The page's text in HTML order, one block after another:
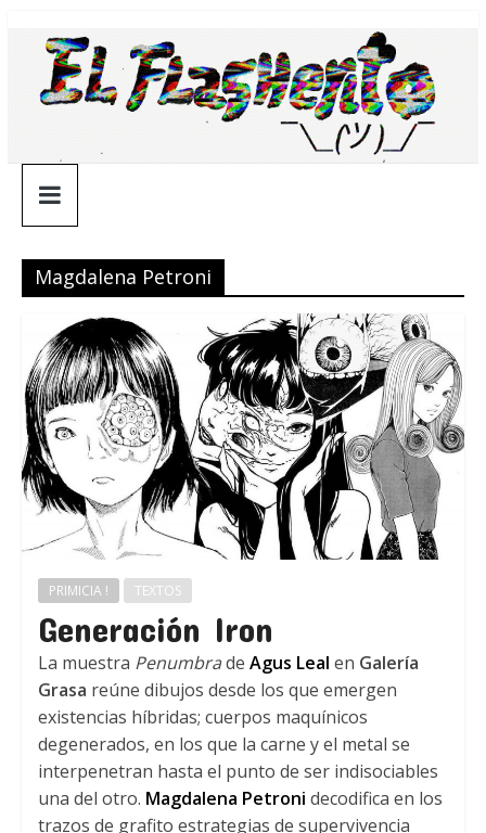
contenido
¯\_(ツ)_/
¯
Magdalena Petroni
PRIMICIA ! TEXTOS
Generación Iron
La muestra Penumbrade Agus Leal en Galería
Grasa reúne dibujos desde los que emergen
existencias híbridas; cuerpos maquínicos
degenerados, en los que la carne y el metal se
interpenetran hasta el punto de ser indisociables
una del otro. Magdalena Petroni decodifica en los
trazos de grafito estrategias de supervivencia